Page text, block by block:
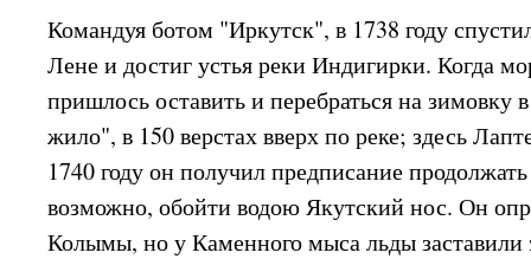
Командуя ботом "Иркутск", в 1738 году
Лене и достиг устья реки Индигирки. Когда
пришлось оставить и перебраться на зимовку
жило", в 150 верстах вверх по реке; здесь
1740 году он получил предписание
возможно, обойти водою Якутский нос. Он
Колымы, но у Каменного мыса льды заставили